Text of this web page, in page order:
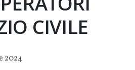
CIVILE
2024